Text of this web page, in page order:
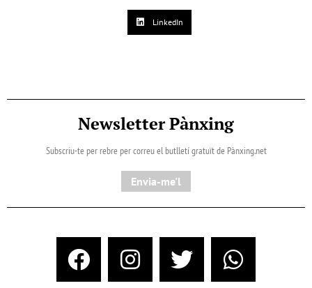
LinkedIn
Newsletter Pànxing
Subscriu-te per rebre per correu el butlletí gratuït de Pànxing.net​
Envia-me'l